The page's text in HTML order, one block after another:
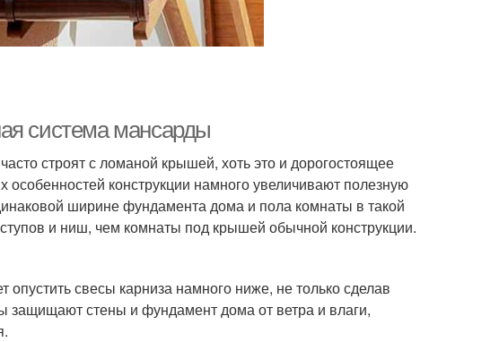
система мансарды
строят с ломаной крышей, хоть это и дорогостоящее
конструкции намного увеличивают полезную
ширине фундамента дома и пола комнаты в такой
и ниш, чем комнаты под крышей обычной конструкции.
свесы карниза намного ниже, не только сделав
защищают стены и фундамент дома от ветра и влаги,